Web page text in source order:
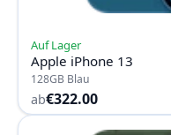
Auf Lager
Apple iPhone 13
128GB Blau
ab€322.00